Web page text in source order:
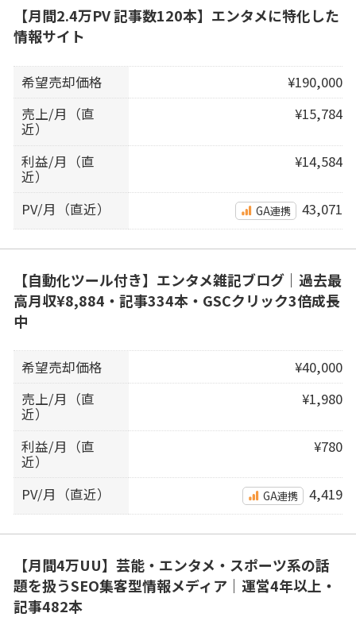
【月間2.4万PV 記事数120本】エンタメに特化した
情報サイト
希望売却価格
¥190,000
売上/月（直
近）
¥15,784
利益/月（直
近）
¥14,584
PV/月（直近） GA連携 43,071
【自動化ツール付き】エンタメ雑記ブログ｜過去最
高月収¥8,884・記事334本・GSCクリック3倍成長
中
希望売却価格
¥40,000
売上/月（直
近）
¥1,980
利益/月（直
近）
¥780
PV/月（直近） GA連携 4,419
【月間4万UU】芸能・エンタメ・スポーツ系の話
題を扱うSEO集客型情報メディア｜運営4年以上・
記事482本